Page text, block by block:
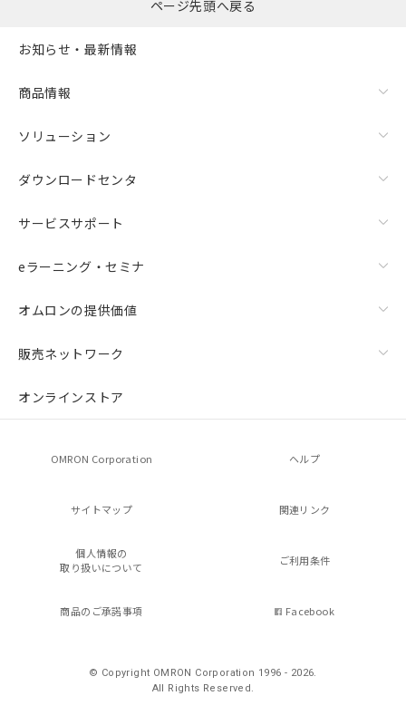
ページ先頭へ戻る
お知らせ・最新情報
商品情報
ソリューション
ダウンロードセンタ
サービスサポート
eラーニング・セミナ
オムロンの提供価値
販売ネットワーク
オンラインストア
OMRON Corporation ヘルプ
サイトマップ 関連リンク
個人情報の
取り扱いについて
ご利用条件
商品のご承諾事項 Facebook
© Copyright OMRON Corporation 1996 - 2026.
All Rights Reserved.